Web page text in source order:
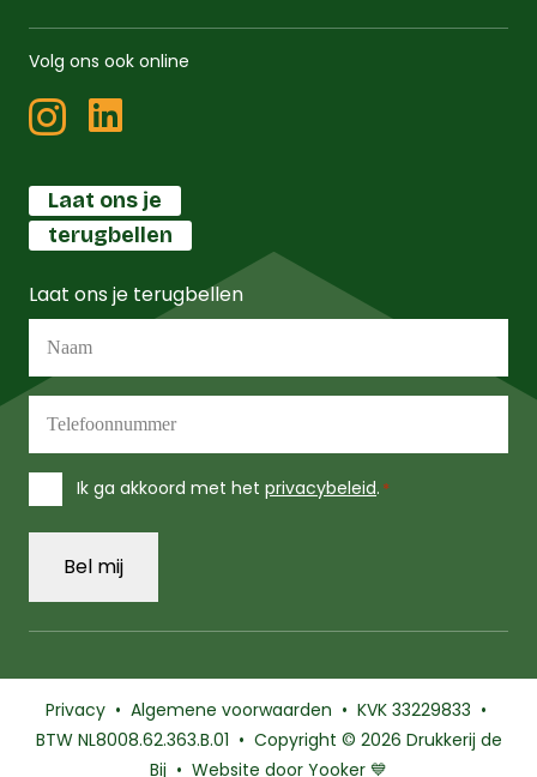
Volg ons ook online
Laat ons je
terugbellen
Laat ons je terugbellen
Instemming
Ik ga akkoord met het privacybeleid. *
Privacy • Algemene voorwaarden • KVK 33229833 •
BTW NL8008.62.363.B.01 • Copyright © 2026 Drukkerij de
Bij • Website door Yooker 💙